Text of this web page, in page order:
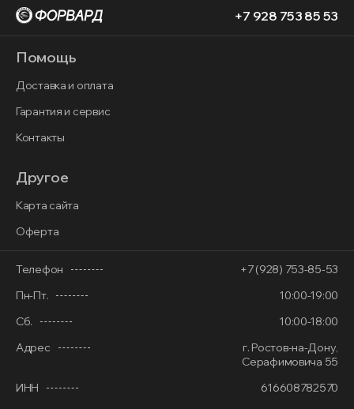
+7 928 753 85 53
Помощь
Доставка и оплата
Гарантия и сервис
Контакты
Другое
Карта сайта
Оферта
Телефон
+7 (928) 753-85-53
Пн-Пт.
10:00-19:00
Сб.
10:00-18:00
Адрес
г. Ростов-на-Дону,
Серафимовича 55
ИНН
616608782570